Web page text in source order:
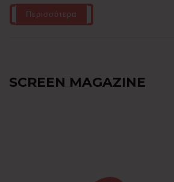
Περισσότερα
SCREEN MAGAZINE